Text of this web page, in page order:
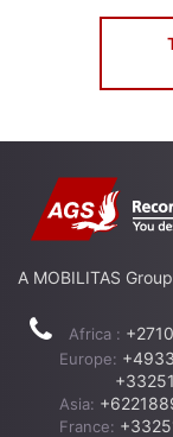
A MOBILITAS
Africa :
Europe:
Asia:
France: